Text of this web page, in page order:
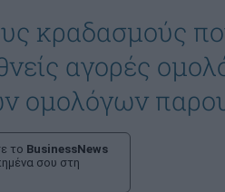
κραδασμούς
αγορές
ομολόγων
το BusinessNews
σου στη